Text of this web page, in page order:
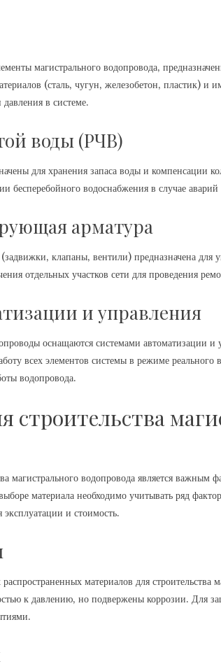
магистрального водопровода‚
(сталь‚ чугун‚ железобетон‚ пластик)
в системе.
воды (РЧВ)
для хранения запаса воды и компенсации
бесперебойного водоснабжения в случае
арматура
клапаны‚ вентили) предназначена для
отдельных участков сети для проведения
и управления
оснащаются системами автоматизации и
всех элементов системы в режиме
водопровода.
строительства
магистрального водопровода является важным
материала необходимо учитывать ряд
и стоимость.
материалов для строительства
к давлению‚ но подвержены коррозии. Для